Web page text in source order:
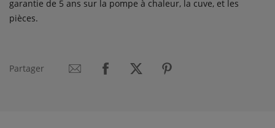
garantie de 5 ans sur la pompe à chaleur, la cuve, et les
pièces.
Partager